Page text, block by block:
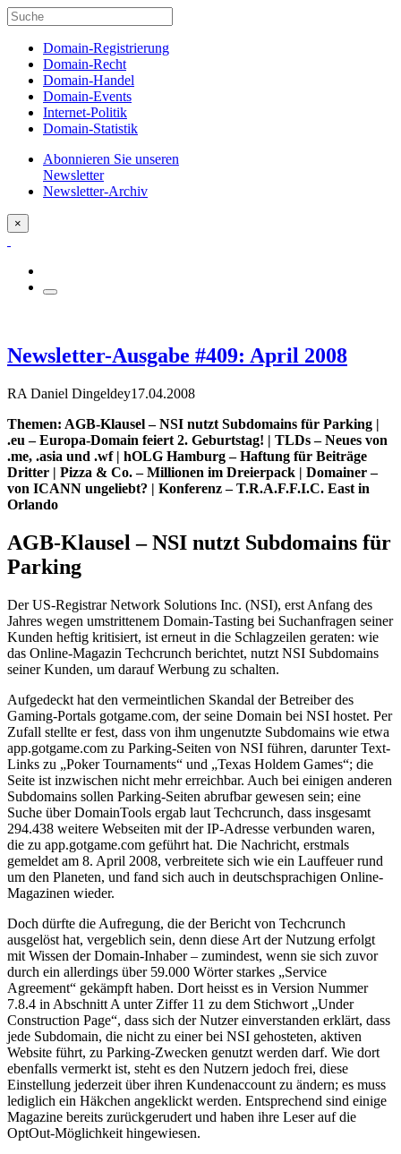
Domain-Registrierung
Domain-Recht
Domain-Handel
Domain-Events
Internet-Politik
Domain-Statistik
Abonnieren Sie unseren
Newsletter
Newsletter-Archiv
×
Newsletter-Ausgabe #409: April 2008
RA Daniel Dingeldey17.04.2008
Themen: AGB-Klausel – NSI nutzt Subdomains für Parking |
.eu – Europa-Domain feiert 2. Geburtstag! | TLDs – Neues von
.me, .asia und .wf | hOLG Hamburg – Haftung für Beiträge
Dritter | Pizza & Co. – Millionen im Dreierpack | Domainer –
von ICANN ungeliebt? | Konferenz – T.R.A.F.F.I.C. East in
Orlando
AGB-Klausel – NSI nutzt Subdomains für
Parking
Der US-Registrar Network Solutions Inc. (NSI), erst Anfang des
Jahres wegen umstrittenem Domain-Tasting bei Suchanfragen seiner
Kunden heftig kritisiert, ist erneut in die Schlagzeilen geraten: wie
das Online-Magazin Techcrunch berichtet, nutzt NSI Subdomains
seiner Kunden, um darauf Werbung zu schalten.
Aufgedeckt hat den vermeintlichen Skandal der Betreiber des
Gaming-Portals gotgame.com, der seine Domain bei NSI hostet. Per
Zufall stellte er fest, dass von ihm ungenutzte Subdomains wie etwa
app.gotgame.com zu Parking-Seiten von NSI führen, darunter Text-
Links zu „Poker Tournaments“ und „Texas Holdem Games“; die
Seite ist inzwischen nicht mehr erreichbar. Auch bei einigen anderen
Subdomains sollen Parking-Seiten abrufbar gewesen sein; eine
Suche über DomainTools ergab laut Techcrunch, dass insgesamt
294.438 weitere Webseiten mit der IP-Adresse verbunden waren,
die zu app.gotgame.com geführt hat. Die Nachricht, erstmals
gemeldet am 8. April 2008, verbreitete sich wie ein Lauffeuer rund
um den Planeten, und fand sich auch in deutschsprachigen Online-
Magazinen wieder.
Doch dürfte die Aufregung, die der Bericht von Techcrunch
ausgelöst hat, vergeblich sein, denn diese Art der Nutzung erfolgt
mit Wissen der Domain-Inhaber – zumindest, wenn sie sich zuvor
durch ein allerdings über 59.000 Wörter starkes „Service
Agreement“ gekämpft haben. Dort heisst es in Version Nummer
7.8.4 in Abschnitt A unter Ziffer 11 zu dem Stichwort „Under
Construction Page“, dass sich der Nutzer einverstanden erklärt, dass
jede Subdomain, die nicht zu einer bei NSI gehosteten, aktiven
Website führt, zu Parking-Zwecken genutzt werden darf. Wie dort
ebenfalls vermerkt ist, steht es den Nutzern jedoch frei, diese
Einstellung jederzeit über ihren Kundenaccount zu ändern; es muss
lediglich ein Häkchen angeklickt werden. Entsprechend sind einige
Magazine bereits zurückgerudert und haben ihre Leser auf die
OptOut-Möglichkeit hingewiesen.